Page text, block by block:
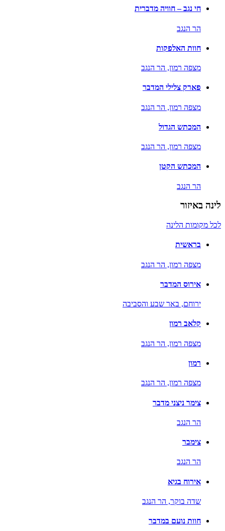
חי נגב – חוויה מדברית
הר הנגב
חוות האלפקות
מצפה רמון, הר הנגב
פארק צלילי המדבר
מצפה רמון, הר הנגב
המכתש הגדול
מצפה רמון, הר הנגב
המכתש הקטן
הר הנגב
לינה באיזור
לכל מקומות הלינה
בראשית
מצפה רמון, הר הנגב
אירוס המדבר
ירוחם, באר שבע והסביבה
קלאב רמון
מצפה רמון, הר הנגב
רמון
מצפה רמון, הר הנגב
צימר ניצני מדבר
הר הנגב
צימבר
הר הנגב
אירוח בגיא
שדה בוקר, הר הנגב
חוות נועם במדבר